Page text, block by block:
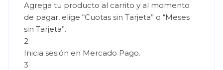
Agrega tu producto al carrito y al momento
de pagar, elige “Cuotas sin Tarjeta” o “Meses
sin Tarjeta”.
2
Inicia sesión en Mercado Pago.
3